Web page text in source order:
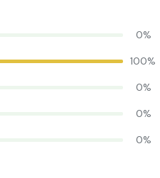
0%
100%
0%
0%
0%